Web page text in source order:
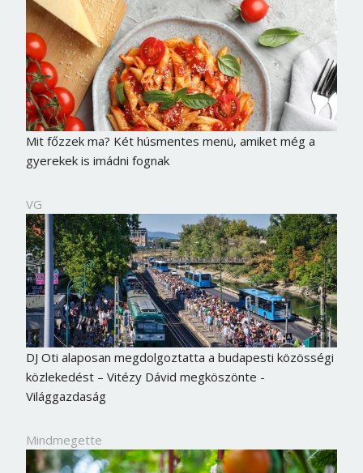
Mit főzzek ma? Két húsmentes menü, amiket még a
gyerekek is imádni fognak
VG
DJ Oti alaposan megdolgoztatta a budapesti közösségi
közlekedést – Vitézy Dávid megköszönte -
Világgazdaság
Mindmegette